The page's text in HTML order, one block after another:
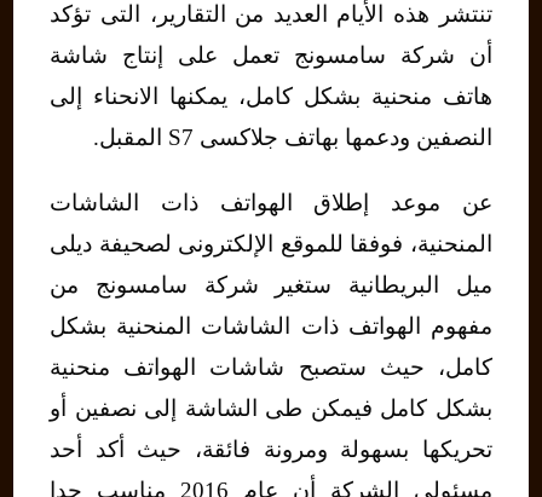
تنتشر هذه الأيام العديد من التقارير، التى تؤكد
أن شركة سامسونج تعمل على إنتاج شاشة
هاتف منحنية بشكل كامل، يمكنها الانحناء إلى
النصفين ودعمها بهاتف جلاكسى S7 المقبل.
عن موعد إطلاق الهواتف ذات الشاشات
المنحنية، فوفقا للموقع الإلكترونى لصحيفة ديلى
ميل البريطانية ستغير شركة سامسونج من
مفهوم الهواتف ذات الشاشات المنحنية بشكل
كامل، حيث ستصبح شاشات الهواتف منحنية
بشكل كامل فيمكن طى الشاشة إلى نصفين أو
تحريكها بسهولة ومرونة فائقة، حيث أكد أحد
مسئولى الشركة أن عام 2016 مناسب جدا